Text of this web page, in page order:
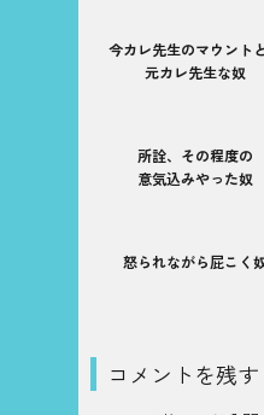
今カレ先生のマウント
元カレ先生な奴
所詮、その程度の
意気込みやった奴
怒られながら屁こく
コメントを残す